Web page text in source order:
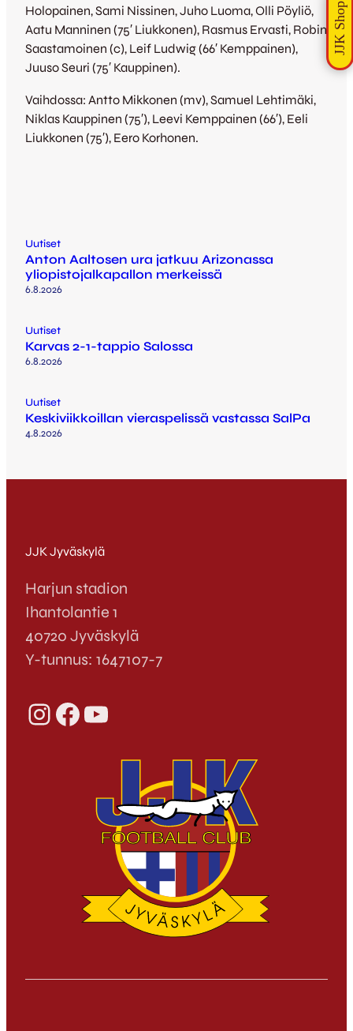
Holopainen, Sami Nissinen, Juho Luoma, Olli Pöyliö,
Aatu Manninen (75′ Liukkonen), Rasmus Ervasti, Robin
Saastamoinen (c), Leif Ludwig (66′ Kemppainen),
Juuso Seuri (75′ Kauppinen).
Vaihdossa: Antto Mikkonen (mv), Samuel Lehtimäki,
Niklas Kauppinen (75′), Leevi Kemppainen (66′), Eeli
Liukkonen (75′), Eero Korhonen.
Uutiset
Anton Aaltosen ura jatkuu Arizonassa
yliopistojalkapallon merkeissä
6.8.2026
Uutiset
Karvas 2-1-tappio Salossa
6.8.2026
Uutiset
Keskiviikkoillan vieraspelissä vastassa SalPa
4.8.2026
JJK Jyväskylä
Harjun stadion
Ihantolantie 1
40720 Jyväskylä
Y-tunnus: 1647107-7
InstagramFacebook YouTube